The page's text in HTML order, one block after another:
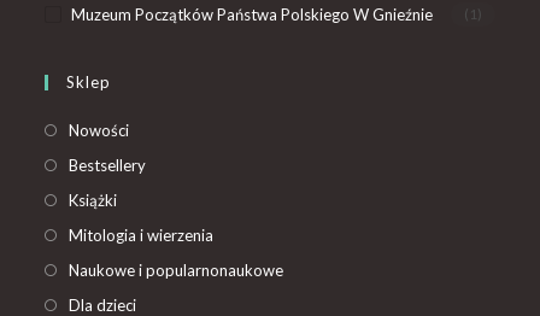
Muzeum Początków Państwa Polskiego W Gnieźnie (1)
Sklep
Nowości
Bestsellery
Książki
Mitologia i wierzenia
Naukowe i popularnonaukowe
Dla dzieci